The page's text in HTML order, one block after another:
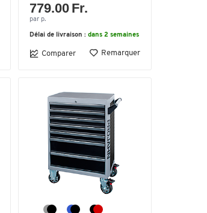
779.00 Fr.
par p.
Délai de livraison : dans 2 semaines
Comparer Remarquer